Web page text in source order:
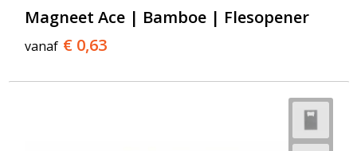
Magneet Ace | Bamboe | Flesopener
vanaf € 0,63